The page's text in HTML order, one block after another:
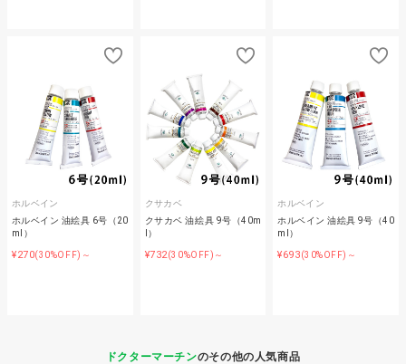
ホルベイン
ホルベイン 油絵具 6号（20
ml）
¥270(30%OFF)～
クサカベ
クサカベ 油絵具 9号（40m
l）
¥732(30%OFF)～
ホルベイン
ホルベイン 油絵具 9号（40
ml）
¥693(30%OFF)～
ドクターマーチンのその他の人気商品